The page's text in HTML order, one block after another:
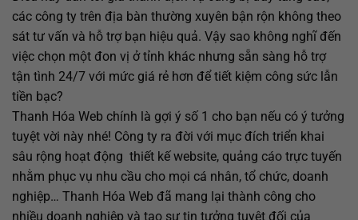
các công ty trên địa bàn thường xuyên bận rộn không theo
sát tư vấn và hỗ trợ bạn hiệu quả. Vậy sao không nghĩ đến
việc chọn một đon vị ở tỉnh khác nhưng sẵn sàng hỗ trợ
tận tình 24/7 với mức giá rẻ hơn để tiết kiệm công sức lẫn
tiền bạc?
Thanh Hóa Web chính là gợi ý số 1 cho bạn nếu có ý tưởng
tuyệt vời này nhé! Công ty ra đời với mục đích triển khai
sâu rộng hoạt động thiết kế website, quảng cáo trực tuyến
nhằm phục vụ nhu cầu cho mọi cá nhân, tổ chức, doanh
nghiệp… Thanh Hóa Web đã mang lại thành công cho
nhiều doanh nghiệp và tạo sự tin tưởng tuyệt đối của